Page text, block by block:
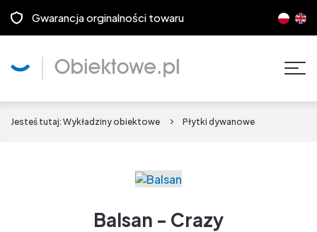
Gwarancja orginalności towaru
Jesteś tutaj: Wykładziny obiektowe Płytki dywanowe
Balsan - Crazy